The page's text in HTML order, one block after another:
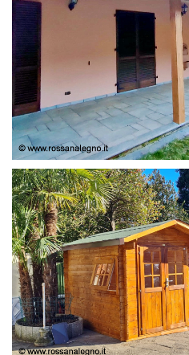
COPERTURA
CASETTA E COPERTURA AUTO